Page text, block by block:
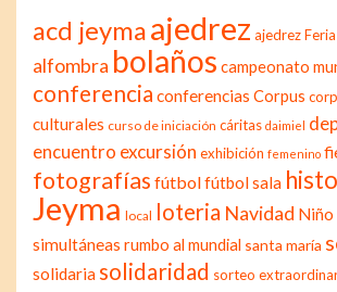
acd jeymaajedrez ajedrez
alfombra bolaños campeonato
conferencia conferencias Corpus
culturales curso de iniciación cáritas daimiel
encuentro excursión exhibición femenino
fotografías fútbolfútbol sala
Jeyma local loteria Navidad Niño
simultáneas rumbo al mundial santa maría
solidaria solidaridad sorteo